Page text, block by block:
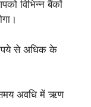
विभिन्न बैंकों
से अधिक के
अवधि में ऋण